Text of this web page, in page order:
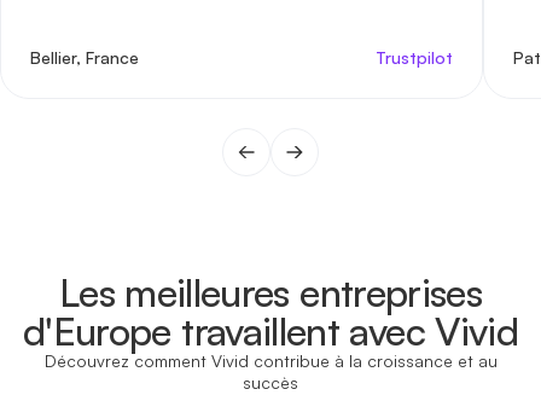
Bellier, France Trustpilot
Les meilleures entreprises
d'Europe travaillent avec Vivid
Découvrez comment Vivid contribue à la croissance et au
succès